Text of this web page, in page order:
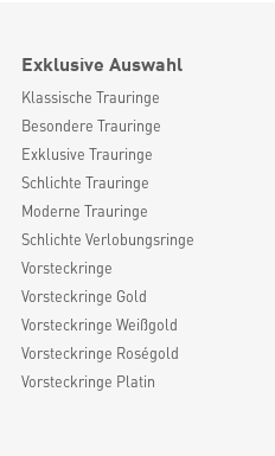
Exklusive Auswahl
Klassische Trauringe
Besondere Trauringe
Exklusive Trauringe
Schlichte Trauringe
Moderne Trauringe
Schlichte Verlobungsringe
Vorsteckringe
Vorsteckringe Gold
Vorsteckringe Weißgold
Vorsteckringe Roségold
Vorsteckringe Platin